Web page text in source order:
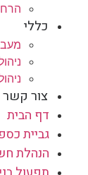
כללי
צור קשר
דף הבית
גביית
הנהלת